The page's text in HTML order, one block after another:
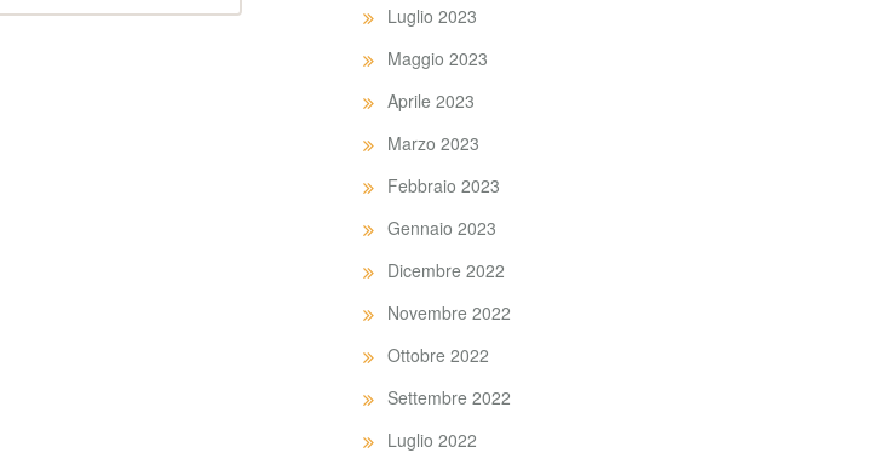
Luglio 2023
Maggio 2023
Aprile 2023
Marzo 2023
Febbraio 2023
Gennaio 2023
Dicembre 2022
Novembre 2022
Ottobre 2022
Settembre 2022
Luglio 2022